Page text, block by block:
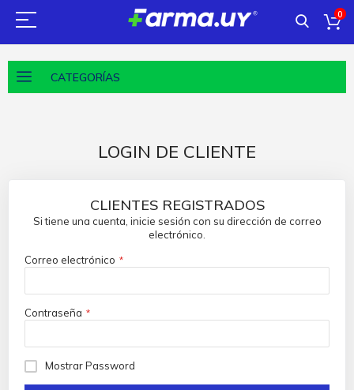
0
CATEGORÍAS
LOGIN DE CLIENTE
CLIENTES REGISTRADOS
Si tiene una cuenta, inicie sesión con su dirección de correo
electrónico.
Correo electrónico
Contraseña
Mostrar Password